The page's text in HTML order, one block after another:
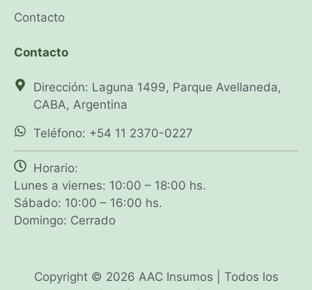
Contacto
Contacto
Dirección: Laguna 1499, Parque Avellaneda,
CABA, Argentina
Teléfono: +54 11 2370-0227
Horario:
Lunes a viernes: 10:00 – 18:00 hs.
Sábado: 10:00 – 16:00 hs.
Domingo: Cerrado
Copyright © 2026 AAC Insumos | Todos los